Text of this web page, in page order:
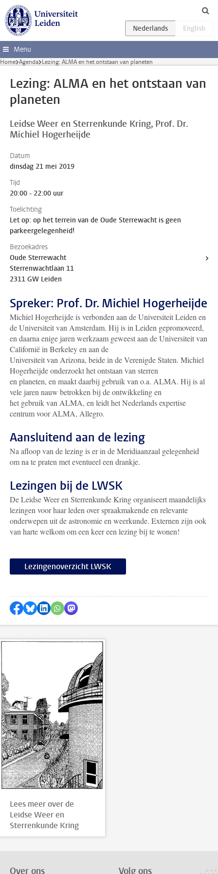
Ga direct naar de inhoud
Menu
Home Agenda Lezing: ALMA en het ontstaan van planeten
Lezing: ALMA en het ontstaan van
planeten
Leidse Weer en Sterrenkunde Kring Prof. Dr.
Michiel Hogerheijde
Datum
dinsdag 21 mei 2019
Tijd
20:00 - 22:00 uur
Toelichting
Let op: op het terrein van de Oude Sterrewacht is geen
parkeergelegenheid!
Bezoekadres
Oude Sterrewacht
Sterrenwachtlaan 11
2311 GW Leiden
Spreker: Prof. Dr. Michiel Hogerheijde
Michiel Hogerheijde is verbonden aan de Universiteit Leiden en
de Universiteit van Amsterdam. Hij is in Leiden gepromoveerd,
en daarna enige jaren werkzaam geweest aan de Universiteit van
Californië in Berkeley en aan de
Universiteit van Arizona, beide in de Verenigde Staten. Michiel
Hogerheijde onderzoekt het ontstaan van sterren
en planeten, en maakt daarbij gebruik van o.a. ALMA. Hij is al
vele jaren nauw betrokken bij de ontwikkeling en
het gebruik van ALMA, en leidt het Nederlands expertise
centrum voor ALMA, Allegro.
Aansluitend aan de lezing
Na afloop van de lezing is er in de Meridiaanzaal gelegenheid
om na te praten met eventueel een drankje.
Lezingen bij de LWSK
De Leidse Weer en Sterrenkunde Kring organiseert maandelijks
lezingen voor haar leden over spraakmakende en relevante
onderwepen uit de astronomie en weerkunde. Externen zijn ook
van harte welkom om een keer een lezing bij te wonen!
Lezingenoverzicht LWSK
Delen op Facebook
Delen via Bluesky
Delen op LinkedIn
Delen via WhatsApp
Delen via Mastodon
Lees meer over de
Leidse Weer en
Sterrenkunde Kring
Over ons Volg ons